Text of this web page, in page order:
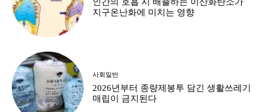
지구온난화에 미치는 영향
사회일반
2026년부터 종량제봉투 담긴 생활쓰레기
매립이 금지된다